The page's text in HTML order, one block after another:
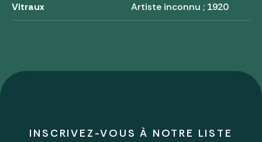
Vitraux Artiste inconnu ; 1920
INSCRIVEZ-VOUS À NOTRE LISTE